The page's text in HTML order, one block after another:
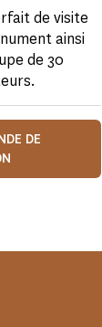
de visite
ainsi
de 30
DE